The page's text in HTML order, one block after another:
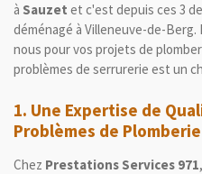
à Sauzet et c'est depuis ces 3
déménagé à Villeneuve-de-
nous pour vos projets de
problèmes de serrurerie est un
1. Une Expertise de
Problèmes de
Chez Prestations Services 971